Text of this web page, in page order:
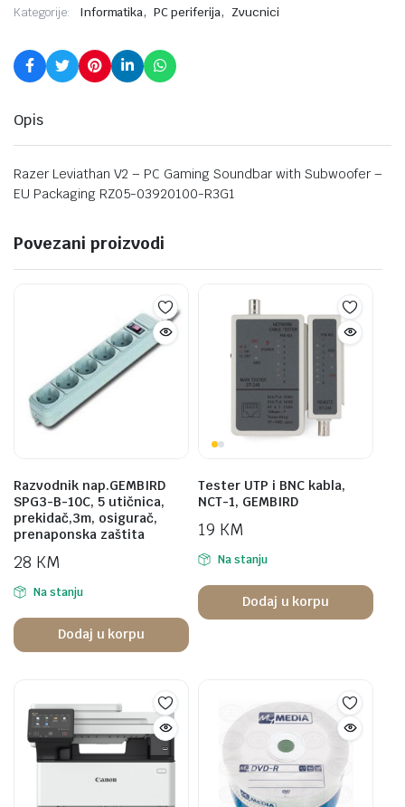
Kategorije: Informatika, PC periferija, Zvucnici
Opis
Razer Leviathan V2 – PC Gaming Soundbar with Subwoofer –
EU Packaging RZ05-03920100-R3G1
Povezani proizvodi
Razvodnik nap.GEMBIRD
SPG3-B-10C, 5 utičnica,
prekidač,3m, osigurač,
prenaponska zaštita
28 KM
Na stanju
Dodaj u korpu
Tester UTP i BNC kabla,
NCT-1, GEMBIRD
19 KM
Na stanju
Dodaj u korpu